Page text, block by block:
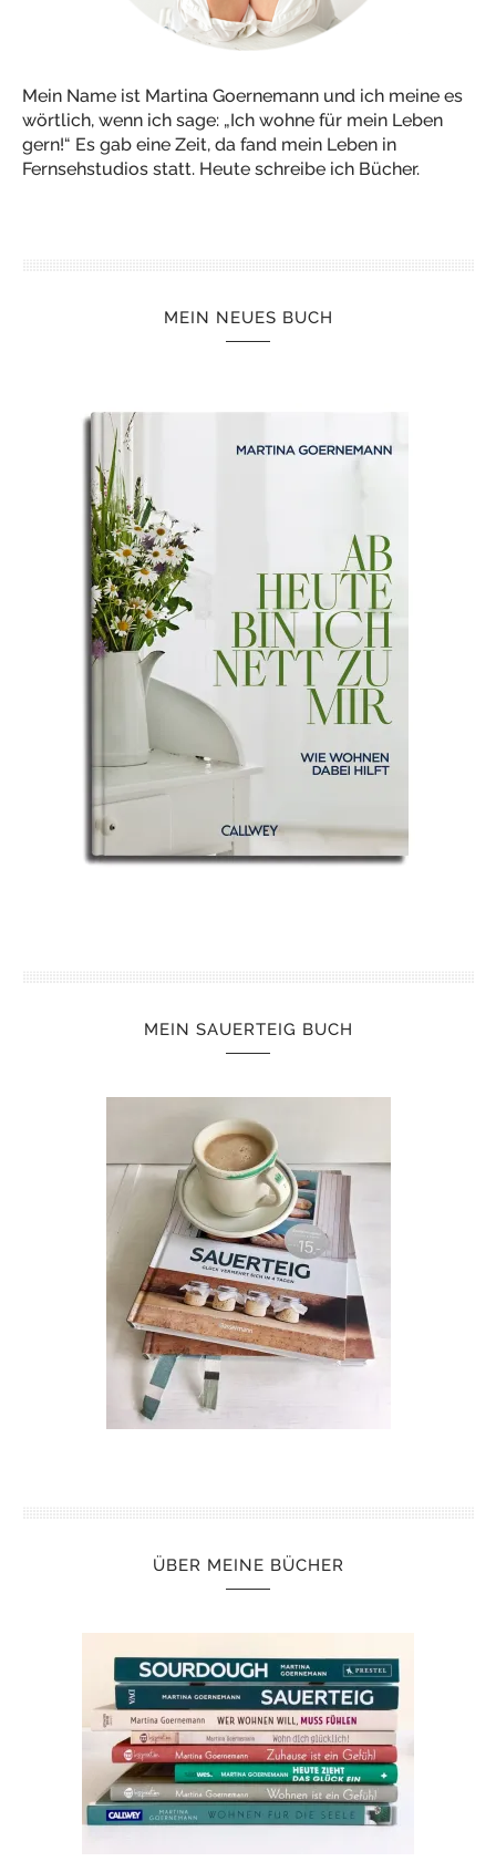
Mein Name ist Martina Goernemann und ich meine es
wörtlich, wenn ich sage: „Ich wohne für mein Leben
gern!“ Es gab eine Zeit, da fand mein Leben in
Fernsehstudios statt. Heute schreibe ich Bücher.
MEIN NEUES BUCH
MEIN SAUERTEIG BUCH
ÜBER MEINE BÜCHER